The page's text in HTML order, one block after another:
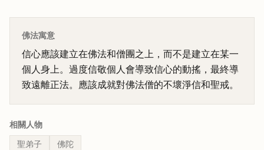
佛法寓意
信心應該建立在佛法和僧團之上，而不是建立在某一
個人身上。過度信敬個人會導致信心的動搖，最終導
致遠離正法。應該成就對佛法僧的不壞淨信和聖戒。
相關人物
聖弟子
佛陀